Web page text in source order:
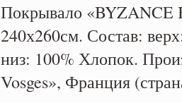
Покрывало «BYZANCE
240х260см. Состав:
низ: 100% Хлопок.
Vosges», Франция